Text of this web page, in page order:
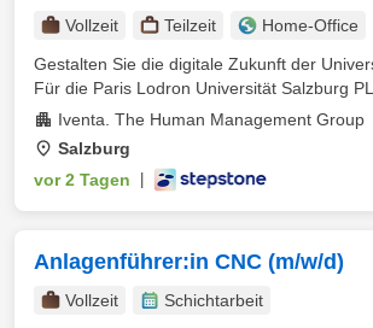
Vollzeit Teilzeit
Home-Office
Gestalten Sie die digitale Zukunft der
Für die Paris Lodron Universität Salzburg
Iventa. The Human Management Group
Salzburg
vor 2 Tagen
Anlagenführer:in CNC (m/w/d)
Vollzeit
Schichtarbeit